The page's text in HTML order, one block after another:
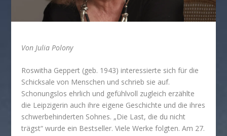
Von Julia Polony
Roswitha Geppert (geb. 1943) interessierte sich für die
Schicksale von Menschen und schrieb sie auf.
Schonungslos ehrlich und gefühlvoll zugleich erzählte
die Leipzigerin auch ihre eigene Geschichte und die ihres
schwerbehinderten Sohnes. „Die Last, die du nicht
trägst“ wurde ein Bestseller. Viele Werke folgten. Am 27.